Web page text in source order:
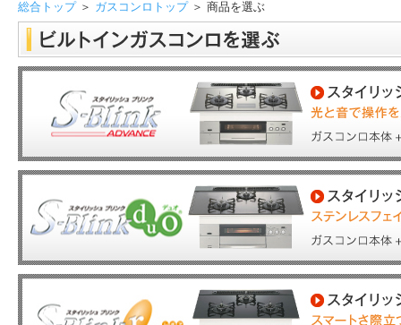
総合トップ＞ ガスコンロトップ＞ 商品を選ぶ